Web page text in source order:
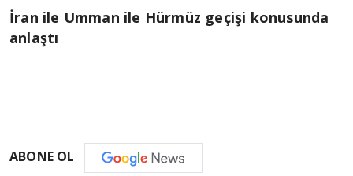
İran ile Umman ile Hürmüz geçişi konusunda
anlaştı
ABONE OL